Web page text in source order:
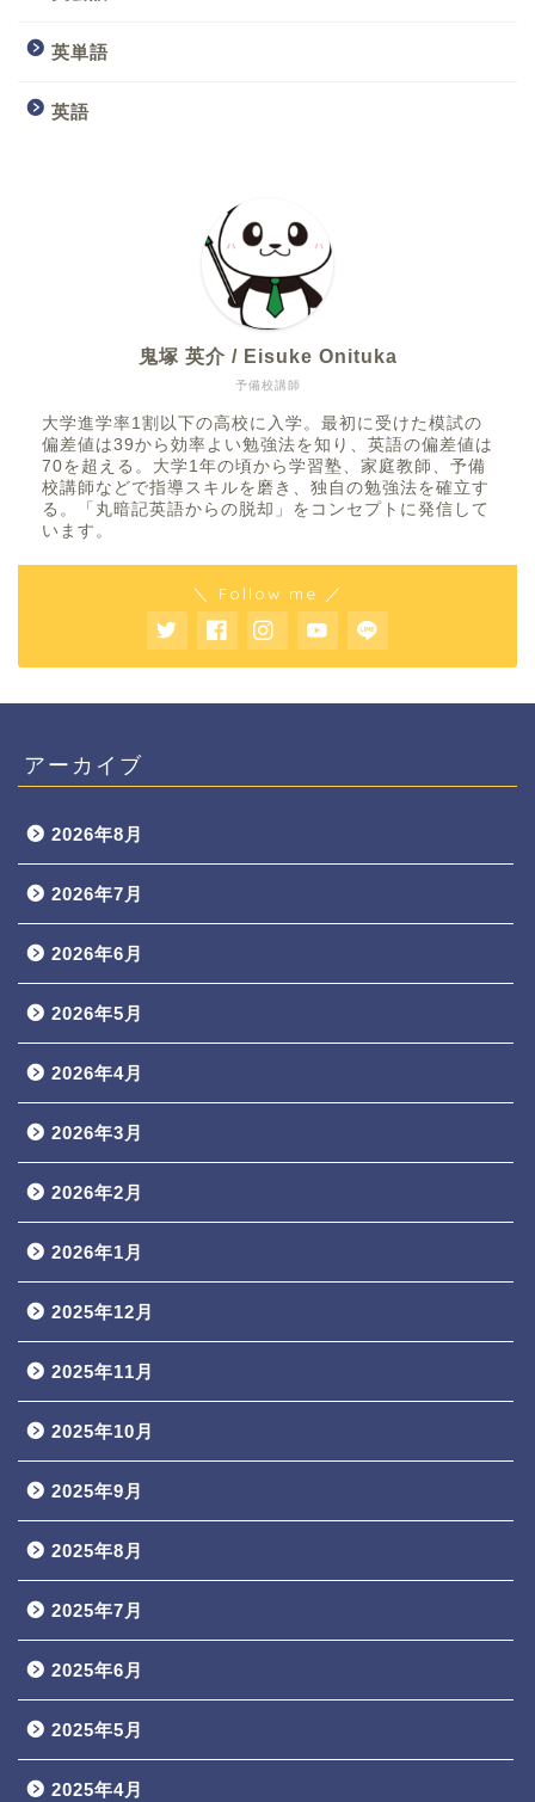
英単語
英語
予備校講師
鬼塚 英介 / Eisuke Onituka
大学進学率1割以下の高校に入学。最初に受けた模試の
偏差値は39から効率よい勉強法を知り、英語の偏差値は
70を超える。大学1年の頃から学習塾、家庭教師、予備
校講師などで指導スキルを磨き、独自の勉強法を確立す
る。「丸暗記英語からの脱却」をコンセプトに発信して
います。
＼ Follow me ／
アーカイブ
2026年8月
2026年7月
2026年6月
2026年5月
2026年4月
2026年3月
2026年2月
2026年1月
2025年12月
2025年11月
2025年10月
2025年9月
2025年8月
2025年7月
2025年6月
2025年5月
2025年4月